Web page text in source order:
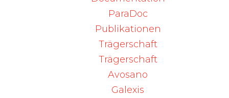
ParaDoc
Publikationen
Trägerschaft
Trägerschaft
Avosano
Galexis
Tests deutlich zu. Diese Entwicklung wird
auch im nationalen Abwassermonitoring
beobachtet, wo die gemessene Viruslast im
Abwasser steigt. Der Anteil der durch
Covid-19-Patienteninnen und -patienten
belegten Betten in den
Intensivpflegestationen sowie die
gemeldeten Todesfälle bleiben weiterhin